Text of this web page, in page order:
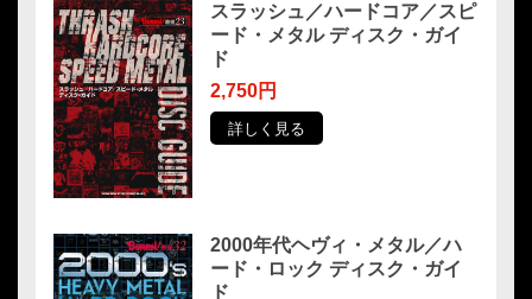
スラッシュ／ハードコア／スピ
ード・メタル ディスク・ガイ
ド
2,750円
詳しく見る
2000年代ヘヴィ・メタル／ハ
ード・ロック ディスク・ガイ
ド